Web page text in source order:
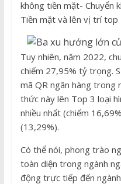
không tiền mặt- Chuyển
Tiền mặt và lên vị trí top
Tuy nhiên, năm 2022,
chiếm 27,95% tỷ trọng.
mã QR ngân hàng
thức này lên Top 3 loại
nhiều nhất (chiếm
(13,29%).
Có thể nói, phong trào
toàn diện trong ngành
động trực tiếp đến ngành